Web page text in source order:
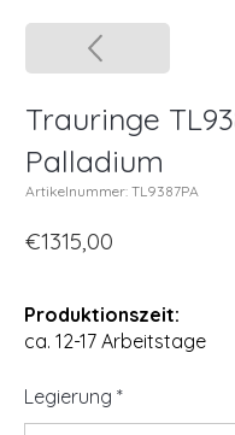
Trauringe
Palladium
Artikelnummer: TL9387PA
€1315,00
Produktionszeit:
ca. 12-17 Arbeitstage
Legierung